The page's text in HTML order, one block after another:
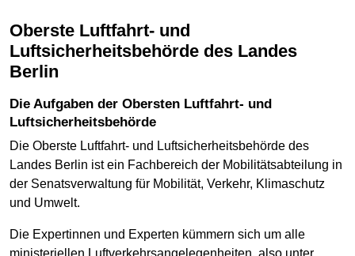
Oberste Luftfahrt- und
Luftsicherheitsbehörde des Landes
Berlin
Die Aufgaben der Obersten Luftfahrt- und
Luftsicherheitsbehörde
Die Oberste Luftfahrt- und Luftsicherheitsbehörde des
Landes Berlin ist ein Fachbereich der Mobilitätsabteilung in
der Senatsverwaltung für Mobilität, Verkehr, Klimaschutz
und Umwelt.
Die Expertinnen und Experten kümmern sich um alle
ministeriellen Luftverkehrsangelegenheiten, also unter